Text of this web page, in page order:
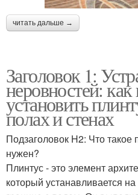
читать дальше →
Заголовок 1:
неровностей:
установить
полах и стенах
Подзаголовок H2: Что такое
нужен?
Плинтус - это элемент
который устанавливается